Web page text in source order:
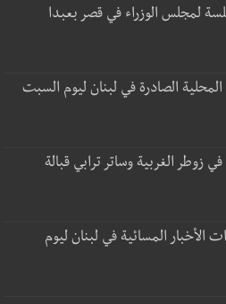
لمجلس الوزراء في قصر بعبدا
الصادرة في لبنان ليوم السبت
زوطر الغربية وساتر ترابي قبالة
المسائية في لبنان ليوم